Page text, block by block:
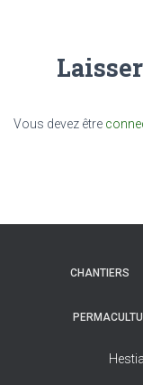
Vous devez être
CHANTIERS